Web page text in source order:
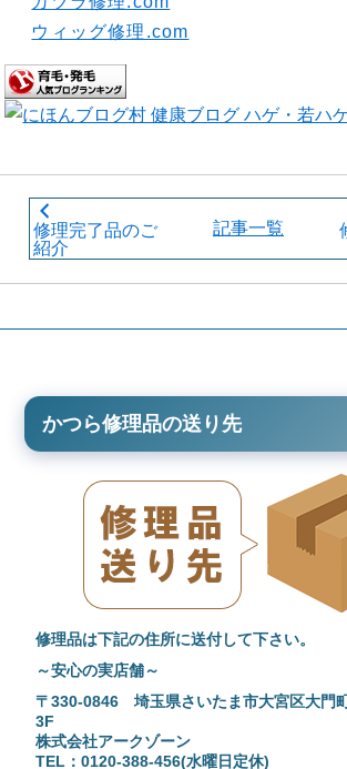
ウィッグ修理.com
修理完了品のご
紹介
記事一覧
かつら修理品の送り先
修理品は下記の住所に送付して下さい。
～安心の実店舗～
〒330-0846 埼玉県さいたま市大宮区大門
3F
株式会社アークゾーン
TEL：0120-388-456(水曜日定休)